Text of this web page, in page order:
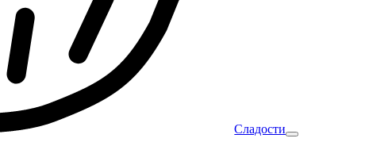
Сладости